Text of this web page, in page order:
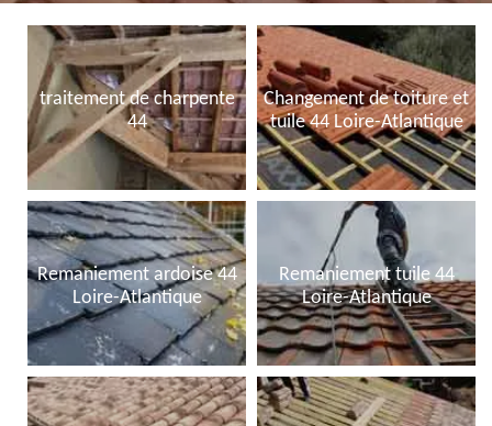
traitement de charpente
44
Changement de toiture et
tuile 44 Loire-Atlantique
Remaniement ardoise 44
Loire-Atlantique
Remaniement tuile 44
Loire-Atlantique